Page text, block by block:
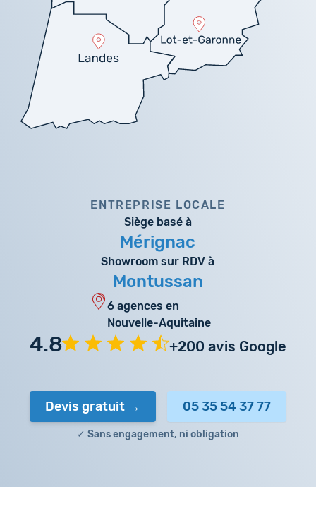
ENTREPRISE LOCALE
Siège basé à
Mérignac
Showroom sur RDV à
Montussan
6 agences en
Nouvelle-Aquitaine
4.8 +200 avis Google
Devis gratuit 05 35 54 37 77
✓ Sans engagement, ni obligation